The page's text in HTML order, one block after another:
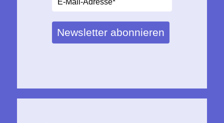
Newsletter abonnieren